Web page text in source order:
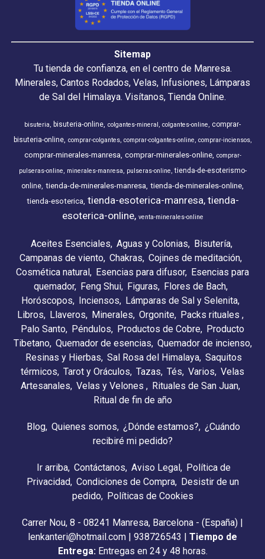
Sitemap
Tu tienda de confianza, en el centro de Manresa.
Minerales, Cantos Rodados, Velas, Infusiones, Lámparas
de Sal del Himalaya. Visítanos, Tienda Online.
bisuteria bisuteria-online colgantes-mineral colgantes-online
comprar-
bisuteria-online comprar-colgantes comprar-colgantes-online comprar-inciensos
comprar-minerales-manresa comprar-minerales-online comprar-
pulseras-online
minerales-manresa pulseras-online tienda-de-esoterismo-
online tienda-de-minerales-manresa tienda-de-minerales-online
tienda-esoterica tienda-esoterica-manresa tienda-
esoterica-online venta-minerales-online
Aceites Esenciales Aguas y Colonias
Bisutería
Campanas de viento Chakras Cojines de meditación
Cosmética natural Esencias para difusor Esencias para
quemador
Feng Shui Figuras
Flores de Bach
Horóscopos
Inciensos
Lámparas de Sal y Selenita
Libros
Llaveros Minerales Orgonite Packs rituales
Palo Santo Péndulos Productos de Cobre Producto
Tibetano Quemador de esencias Quemador de incienso
Resinas y Hierbas Sal Rosa del Himalaya Saquitos
térmicos Tarot y Oráculos Tazas Tés Varios Velas
Artesanales Velas y Velones
Rituales de San Juan
Ritual de fin de año
Blog Quienes somos ¿Dónde estamos?
¿Cuándo
recibiré mi pedido?
Ir arriba Contáctanos Aviso Legal
Política de
Privacidad Condiciones de Compra
Desistir de un
pedido
Políticas de Cookies
Carrer Nou, 8 - 08241 Manresa, Barcelona - (España) |
lenkanteri@hotmail.com | 938726543 | Tiempo de
Entrega: Entregas en 24 y 48 horas.